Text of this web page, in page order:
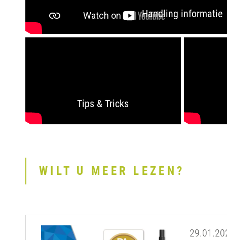
Handling informatie
Tips & Tricks
WILT U MEER LEZEN?